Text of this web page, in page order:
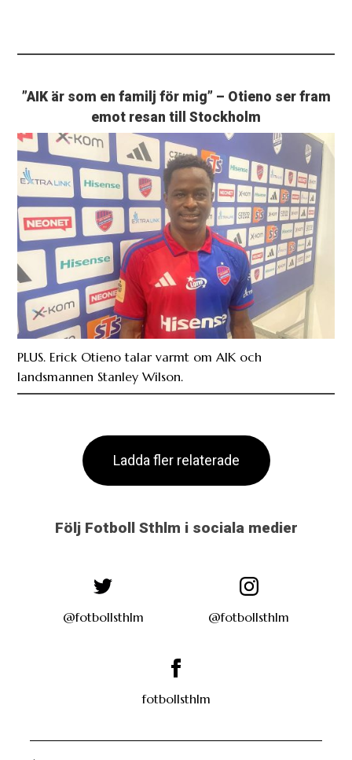
”AIK är som en familj för mig” – Otieno ser fram
emot resan till Stockholm
PLUS. Erick Otieno talar varmt om AIK och
landsmannen Stanley Wilson.
Ladda fler relaterade
Följ Fotboll Sthlm i sociala medier
@fotbollsthlm @fotbollsthlm
fotbollsthlm